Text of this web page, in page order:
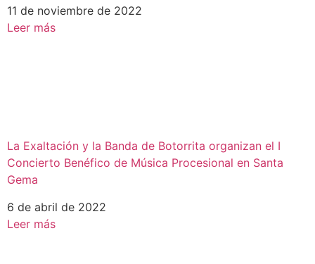
11 de noviembre de 2022
Leer más
La Exaltación y la Banda de Botorrita organizan el I
Concierto Benéfico de Música Procesional en Santa
Gema
6 de abril de 2022
Leer más